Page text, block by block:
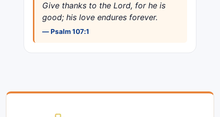
Give thanks to the Lord, for he is
good; his love endures forever.
— Psalm 107:1